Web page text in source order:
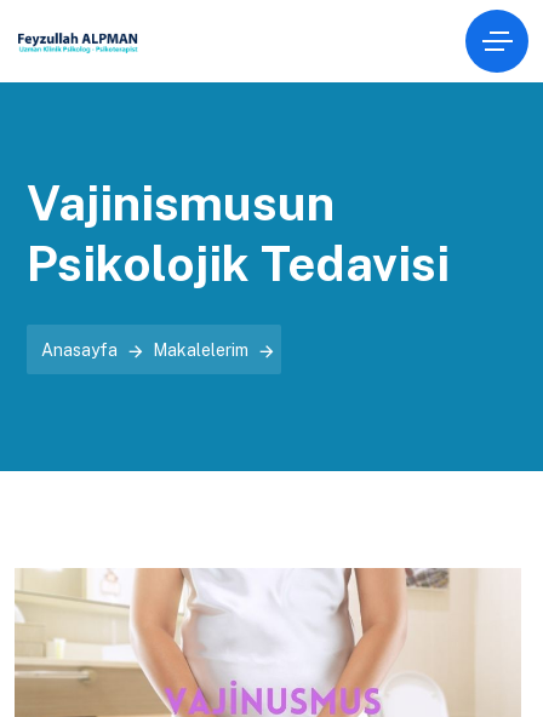
Vajinismusun
Psikolojik Tedavisi
Anasayfa Makalelerim